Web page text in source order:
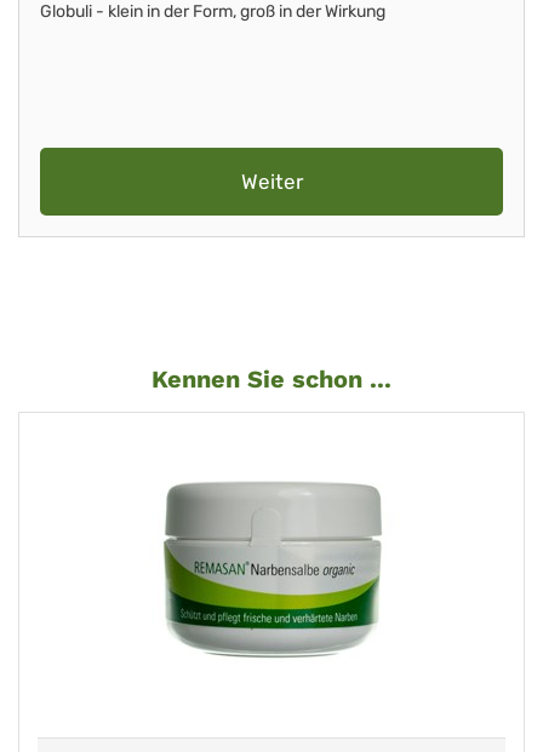
Globuli - klein in der Form, groß in der Wirkung
Weiter
Kennen Sie schon ...